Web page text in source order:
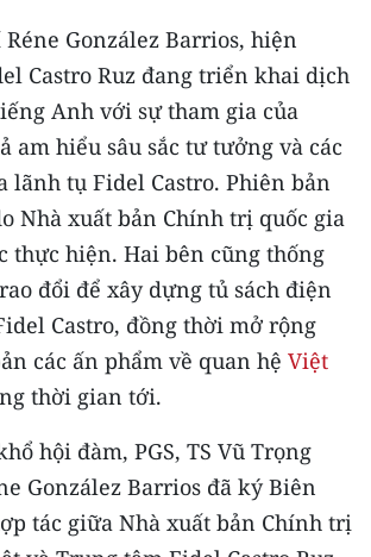
González Barrios, hiện
Castro Ruz đang triển khai dịch
Anh với sự tham gia của
am hiểu sâu sắc tư tưởng và các
lãnh tụ Fidel Castro. Phiên bản
Nhà xuất bản Chính trị quốc gia
thực hiện. Hai bên cũng thống
đổi để xây dựng tủ sách điện
Castro, đồng thời mở rộng
các ấn phẩm về quan hệ Việt
thời gian tới.
hội đàm, PGS, TS Vũ Trọng
González Barrios đã ký Biên
tác giữa Nhà xuất bản Chính trị